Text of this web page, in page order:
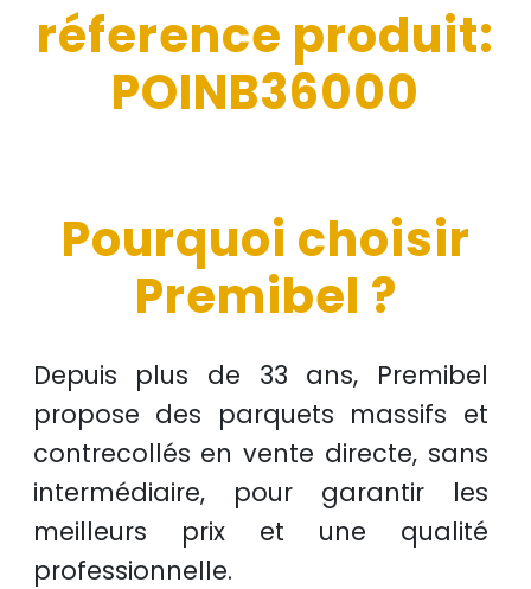
réference produit:
POINB36000
Pourquoi choisir
Premibel ?
Depuis plus de 33 ans, Premibel
propose des parquets massifs et
contrecollés envente directe, sans
intermédiaire, pour garantir les
meilleurs prixet une qualité
professionnelle.